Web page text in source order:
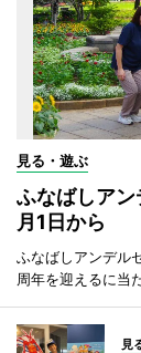
見る・遊ぶ
ふなばしア
月1日から
ふなばしアンデル
周年を迎えるに当
見